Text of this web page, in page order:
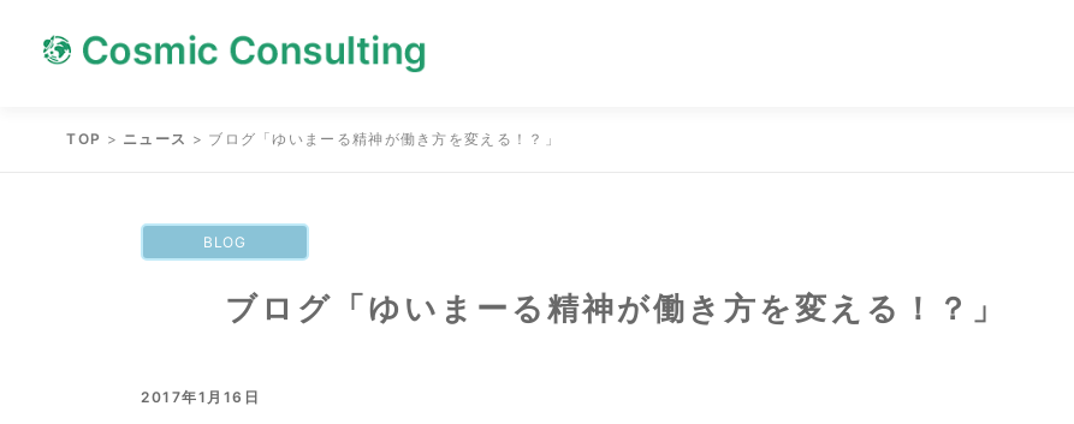
TOP > ニュース > ブログ「ゆいまーる精神が働き方を変える！？」
BLOG
ブログ「ゆいまーる精神が働き方を変える！？」
2017年1月16日